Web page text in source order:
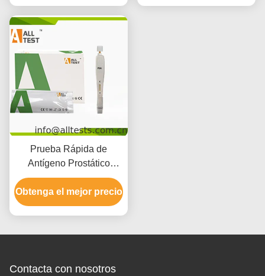
Prueba Rápida de
Antígeno Prostático
Específico PSA TPS-
403P Para Uso
Profesional
Obtenga el mejor precio
Contacta con nosotros